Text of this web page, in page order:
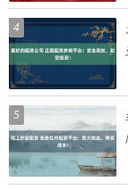
4
5